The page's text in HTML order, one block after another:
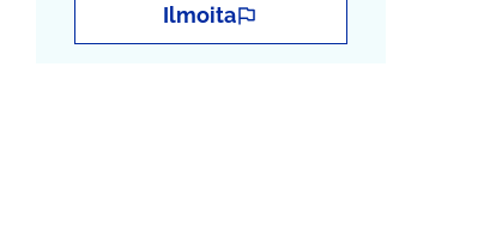
Ilmoita